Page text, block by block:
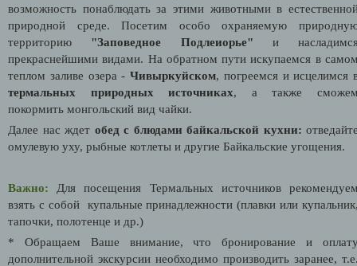
возможность понаблюдать за этими животными в
природной среде. Посетим особо охраняемую
территорию "Заповедное Подлеиорье" и
прекраснейшими видами. На обратном пути искупаемся в
теплом заливе озера - Чивыркуйском, погреемся и исцелимся
термальных природных источниках, а также
покормить монгольский вид чайки.
Далее нас ждет обед с блюдами байкальской кухни:
омулевую уху, рыбные котлеты и другие Байкальские угощения.
Важно:
Для посещения Термальных источников
взять с собой купальные принадлежности (плавки или
тапочки, полотенце и др.)
* Обращаем Ваше внимание, что бронирование и
дополнительной экскурсии необходимо производить заранее,